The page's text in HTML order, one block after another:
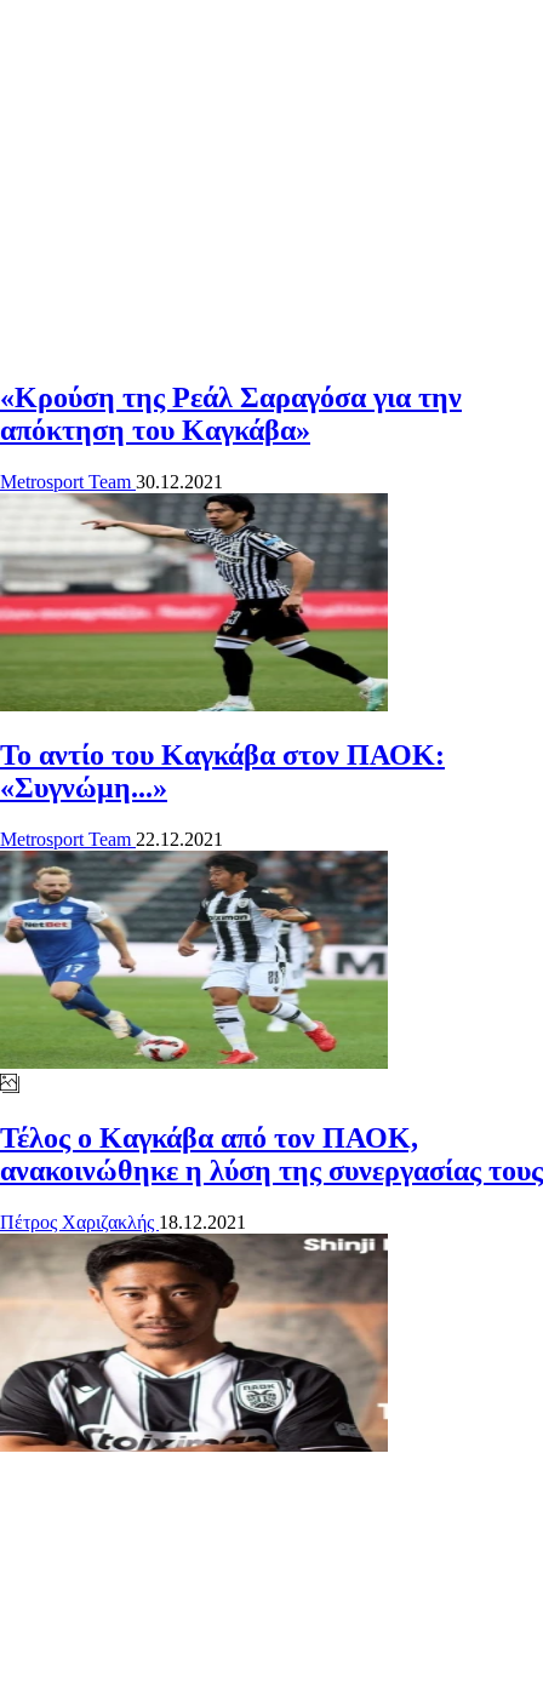
«Κρούση της Ρεάλ Σαραγόσα για την
απόκτηση του Καγκάβα»
Metrosport Team 30.12.2021
Το αντίο του Καγκάβα στον ΠΑΟΚ:
«Συγνώμη...»
Metrosport Team 22.12.2021
Τέλος ο Καγκάβα από τον ΠΑΟΚ,
ανακοινώθηκε η λύση της συνεργασίας τους
Πέτρος Χαριζακλής 18.12.2021